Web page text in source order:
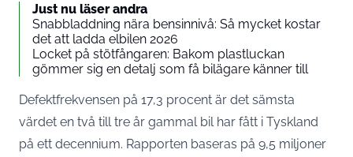
Just nu läser andra
Snabbladdning nära bensinnivå: Så mycket kostar
det att ladda elbilen 2026
Locket på stötfångaren: Bakom plastluckan
gömmer sig en detalj som få bilägare känner till
Defektfrekvensen på 17,3 procent är det sämsta
värdet en två till tre år gammal bil har fått i Tyskland
på ett decennium. Rapporten baseras på 9,5 miljoner